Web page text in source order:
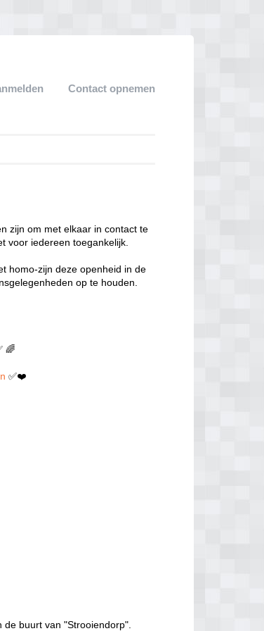
Contact opnemen
zijn om met elkaar in contact te
voor iedereen toegankelijk.
homo-zijn deze openheid in de
op te houden.
🌈
✅❤️
buurt van "Strooiendorp".